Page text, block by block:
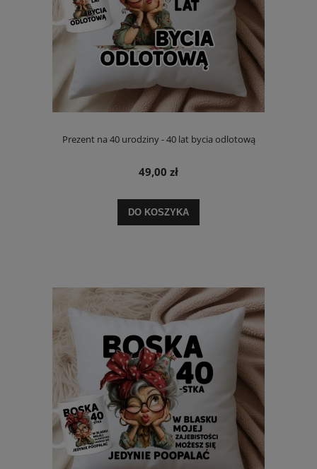
Prezent na 40 urodziny - 40 lat bycia odlotową
49,00 zł
DO KOSZYKA